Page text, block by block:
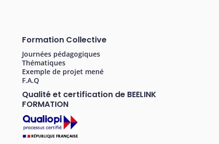
Formation Collective
Journées pédagogiques
Thématiques
Exemple de projet mené
F.A.Q
Qualité et certification de BEELINK
FORMATION